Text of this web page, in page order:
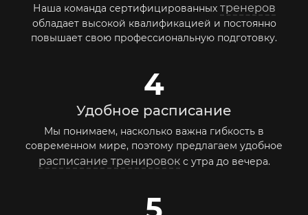
Наша команда сертифицированных тренеров
обладает высокой квалификацией и постоянно
повышает свою профессиональную подготовку.
4
Удобное расписание
Мы понимаем, насколько важна гибкость в
современном мире, поэтому предлагаем удобное
расписание тренировокс утра до вечера.